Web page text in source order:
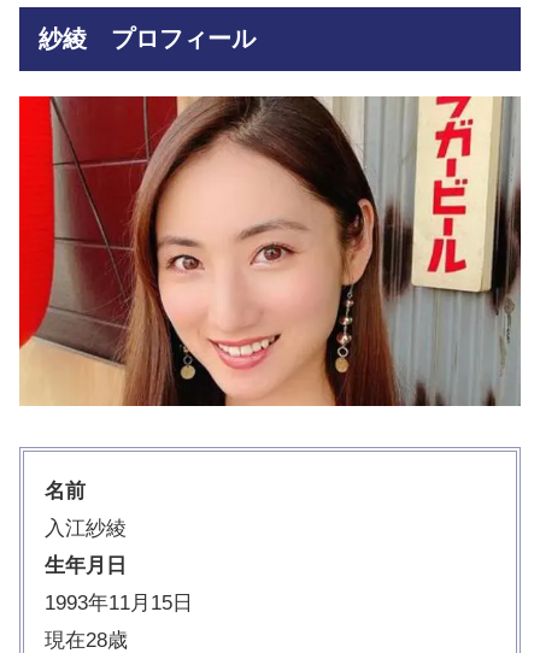
紗綾 プロフィール
名前
入江紗綾
生年月日
1993年11月15日
現在28歳